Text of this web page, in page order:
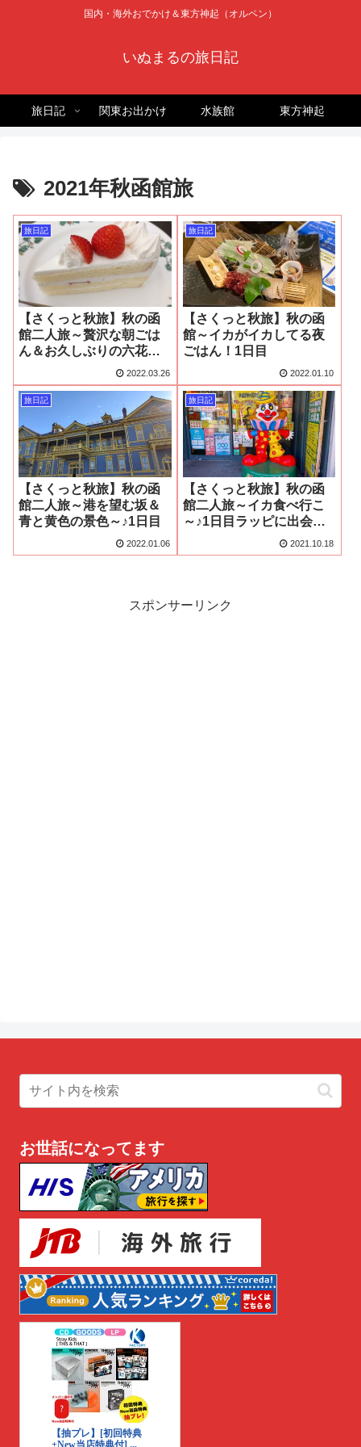
国内・海外おでかけ＆東方神起（オルペン）
いぬまるの旅日記
旅日記 関東お出かけ 水族館 東方神起
2021年秋函館旅
旅日記
【さくっと秋旅】秋の函
館二人旅～贅沢な朝ごは
ん＆お久しぶりの六花亭
2022.03.26
旅日記
【さくっと秋旅】秋の函
館～イカがイカしてる夜
ごはん！1日目
2022.01.10
旅日記
【さくっと秋旅】秋の函
館二人旅～港を望む坂＆
青と黄色の景色～♪1日目
2022.01.06
旅日記
【さくっと秋旅】秋の函
館二人旅～イカ食べ行こ
～♪1日目ラッピに出会っ
2021.10.18
スポンサーリンク
お世話になってます